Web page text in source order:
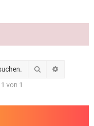
Suche
1 von 1